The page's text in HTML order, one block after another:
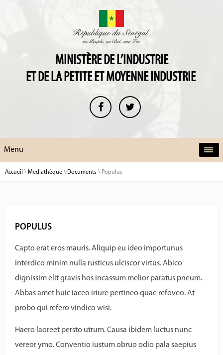
MINISTÈRE DE L’INDUSTRIE
ET DE LA PETITE ET MOYENNE INDUSTRIE
Menu
Accueil \ Mediathèque \ Documents \ Populus
POPULUS
Capto erat eros mauris. Aliquip eu ideo importunus
interdico minim nulla rusticus ulciscor virtus. Abico
dignissim elit gravis hos incassum melior paratus pneum.
Abbas amet huic iaceo iriure pertineo quae refoveo. At
probo qui refero vindico wisi.
Haero laoreet persto utrum. Causa ibidem luctus nunc
vereor ymo. Conventio iustum obruo odio pala saepius